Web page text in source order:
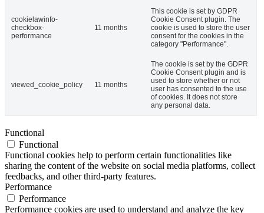
cookielawinfo-
checkbox-
performance
11 months
This cookie is set by GDPR
Cookie Consent plugin. The
cookie is used to store the user
consent for the cookies in the
category "Performance".
viewed_cookie_policy 11 months
The cookie is set by the GDPR
Cookie Consent plugin and is
used to store whether or not
user has consented to the use
of cookies. It does not store
any personal data.
Functional
Functional
Functional cookies help to perform certain functionalities like
sharing the content of the website on social media platforms, collect
feedbacks, and other third-party features.
Performance
Performance
Performance cookies are used to understand and analyze the key